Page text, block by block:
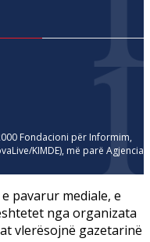
Fondacioni për Informim,
KIMDE), më parë Agjencia
pavarur mediale, e
nga organizata
vlerësojnë gazetarinë